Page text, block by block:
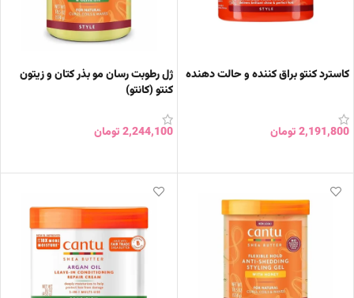
کاسترد کنتو براق کننده و حالت دهنده
2,191,800تومان
ژل رطوبت رسان مو بذر کتان و زیتون
کنتو (کانتو)
2,244,100تومان